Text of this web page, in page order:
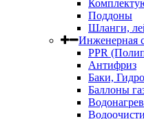
Поддоны
Шланги,
Инженерная
PPR
Антифриз
Баки,
Баллоны